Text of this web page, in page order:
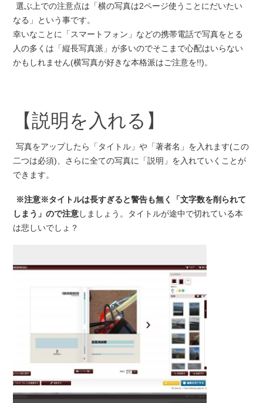
選ぶ上での注意点は「横の写真は2ページ使うことにだいたい
なる」という事です。
幸いなことに「スマートフォン」などの携帯電話で写真をとる
人の多くは「縦長写真派」が多いのでそこまで心配はいらない
かもしれません(横写真が好きな本格派はご注意を!!)。
【説明を入れる】
写真をアップしたら「タイトル」や「著者名」を入れます(この
二つは必須)、さらに全ての写真に「説明」を入れていくことが
できます。
※注意※タイトルは長すぎると警告も無く「文字数を削られて
しまう」ので注意しましょう。タイトルが途中で切れている本
は悲しいでしょ？